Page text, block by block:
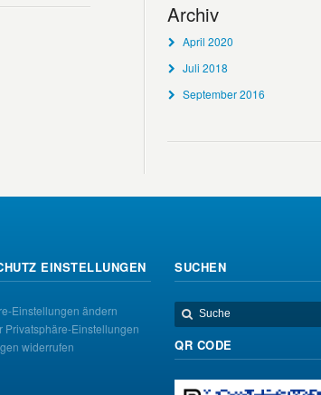
Archiv
April 2020
Juli 2018
September 2016
EINSTELLUNGEN
Einstellungen ändern
Privatsphäre-Einstellungen
widerrufen
SUCHEN
QR CODE